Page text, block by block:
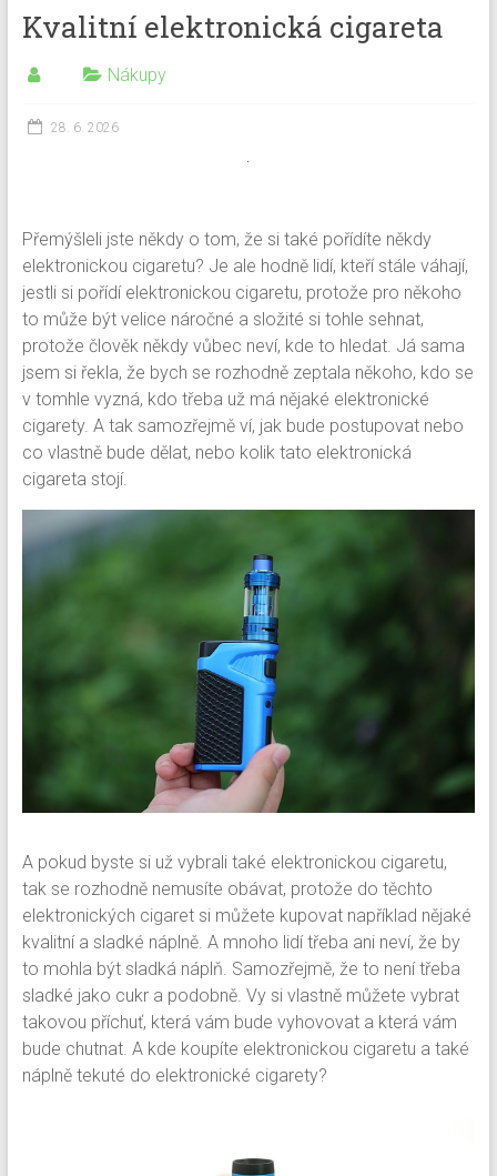
Kvalitní elektronická cigareta
Nákupy
28. 6. 2026
Přemýšleli jste někdy o tom, že si také pořídíte někdy
elektronickou cigaretu? Je ale hodně lidí, kteří stále váhají,
jestli si pořídí elektronickou cigaretu, protože pro někoho
to může být velice náročné a složité si tohle sehnat,
protože člověk někdy vůbec neví, kde to hledat. Já sama
jsem si řekla, že bych se rozhodně zeptala někoho, kdo se
v tomhle vyzná, kdo třeba už má nějaké elektronické
cigarety. A tak samozřejmě ví, jak bude postupovat nebo
co vlastně bude dělat, nebo kolik tato elektronická
cigareta stojí.
A pokud byste si už vybrali také elektronickou cigaretu,
tak se rozhodně nemusíte obávat, protože do těchto
elektronických cigaret si můžete kupovat například nějaké
kvalitní a sladké náplně. A mnoho lidí třeba ani neví, že by
to mohla být sladká náplň. Samozřejmě, že to není třeba
sladké jako cukr a podobně. Vy si vlastně můžete vybrat
takovou příchuť, která vám bude vyhovovat a která vám
bude chutnat. A kde koupíte elektronickou cigaretu a také
náplně tekuté do elektronické cigarety?